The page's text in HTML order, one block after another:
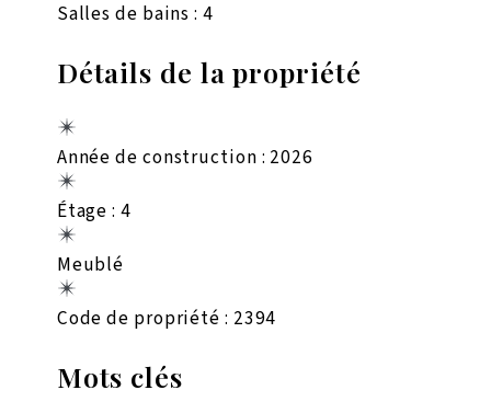
Salles de bains : 4
Détails de la propriété
Année de construction : 2026
Étage : 4
Meublé
Code de propriété : 2394
Mots clés